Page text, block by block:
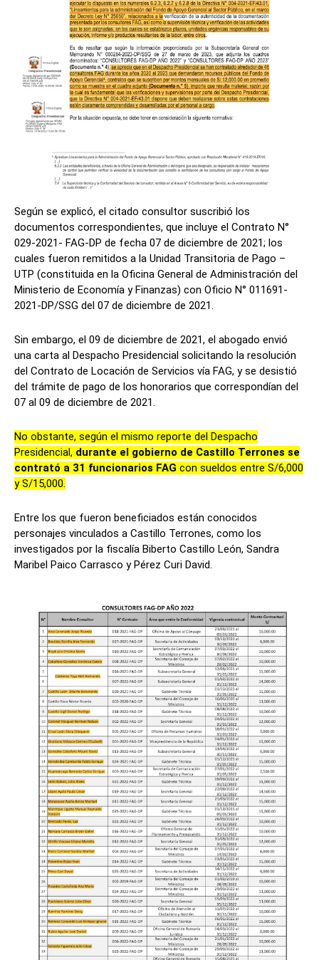
Según se explicó, el citado consultor suscribió los
documentos correspondientes, que incluye el Contrato N°
029-2021- FAG-DP de fecha 07 de diciembre de 2021; los
cuales fueron remitidos a la Unidad Transitoria de Pago –
UTP (constituida en la Oficina General de Administración del
Ministerio de Economía y Finanzas) con Oficio N° 011691-
2021-DP/SSG del 07 de diciembre de 2021.
Sin embargo, el 09 de diciembre de 2021, el abogado envió
una carta al Despacho Presidencial solicitando la resolución
del Contrato de Locación de Servicios vía FAG, y se desistió
del trámite de pago de los honorarios que correspondían del
07 al 09 de diciembre de 2021.
No obstante, según el mismo reporte del Despacho
Presidencial, durante el gobierno de Castillo Terrones se
contrató a 31 funcionarios FAG con sueldos entre S/6,000
y S/15,000.
Entre los que fueron beneficiados están conocidos
personajes vinculados a Castillo Terrones, como los
investigados por la fiscalía Biberto Castillo León, Sandra
Maribel Paico Carrasco y Pérez Curi David.